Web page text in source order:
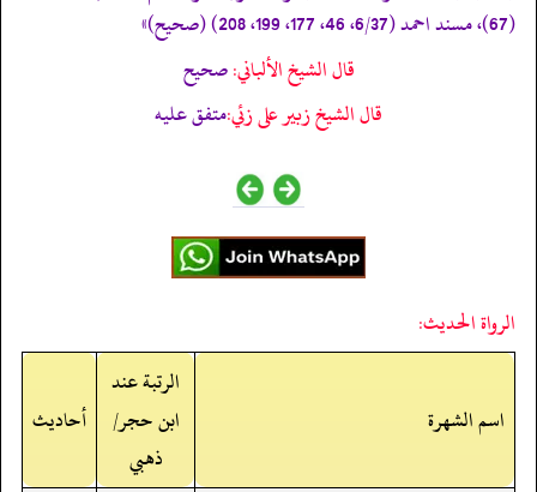
(67)، مسند احمد (6/37، 46، 177، 199، 208) (صحیح)»
قال الشيخ الألباني:صحيح
قال الشيخ زبير على زئي:متفق عليه
الرواة الحديث:
اسم الشهرة
الرتبة عند
ابن حجر/
ذهبي
أحاديث